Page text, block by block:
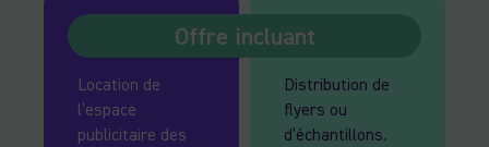
Offre incluant
Location de
l’espace
publicitaire des
Distribution de
flyers ou
d’échantillons.